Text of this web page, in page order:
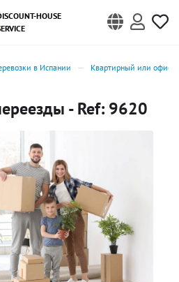
HOUSE
в Испании Квартирный или
- Ref: 9620